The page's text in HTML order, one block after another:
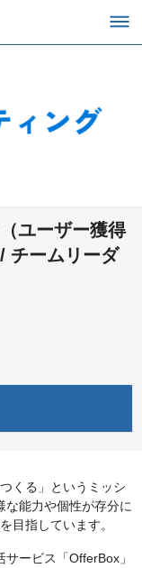
ユーザー獲得
チームリーダ
くる」というミッシ
な能力や個性が存分に
目指しています。
ービス「OfferBox」